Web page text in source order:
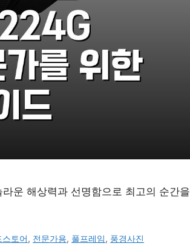
운 해상력과 선명함으로 최고의 순간을
토어, 전문가용, 풀프레임, 풍경사진